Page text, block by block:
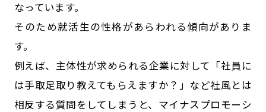
なっています。
そのため就活生の性格があらわれる傾向がありま
す。
例えば、主体性が求められる企業に対して「社員に
は手取足取り教えてもらえますか？」など社風とは
相反する質問をしてしまうと、マイナスプロモーシ